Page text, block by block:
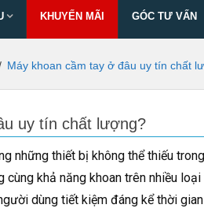
KHUYẾN MÃI GÓC TƯ VẤN
Máy khoan cầm tay ở đâu uy tín chất
uy tín chất lượng?
những thiết bị không thể thiếu
cùng khả năng khoan trên nhiều
dùng tiết kiệm đáng kể thời